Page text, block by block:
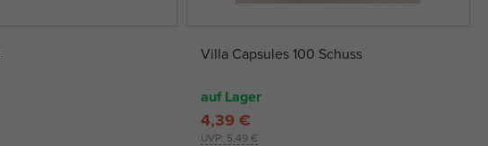
Villa Capsules 100 Schuss
auf Lager
UVP: 5,49 €
4,39 €